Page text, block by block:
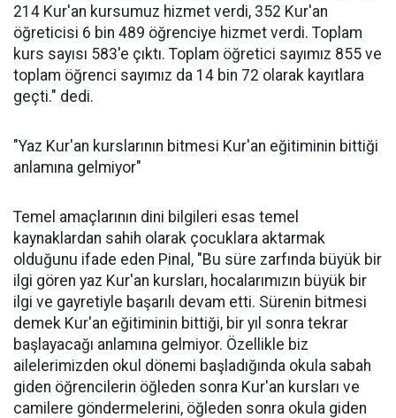
214 Kur'an kursumuz hizmet verdi, 352 Kur'an
öğreticisi 6 bin 489 öğrenciye hizmet verdi. Toplam
kurs sayısı 583'e çıktı. Toplam öğretici sayımız 855 ve
toplam öğrenci sayımız da 14 bin 72 olarak kayıtlara
geçti." dedi.
"Yaz Kur'an kurslarının bitmesi Kur'an eğitiminin bittiği
anlamına gelmiyor"
Temel amaçlarının dini bilgileri esas temel
kaynaklardan sahih olarak çocuklara aktarmak
olduğunu ifade eden Pinal, "Bu süre zarfında büyük bir
ilgi gören yaz Kur'an kursları, hocalarımızın büyük bir
ilgi ve gayretiyle başarılı devam etti. Sürenin bitmesi
demek Kur'an eğitiminin bittiği, bir yıl sonra tekrar
başlayacağı anlamına gelmiyor. Özellikle biz
ailelerimizden okul dönemi başladığında okula sabah
giden öğrencilerin öğleden sonra Kur'an kursları ve
camilere göndermelerini, öğleden sonra okula giden